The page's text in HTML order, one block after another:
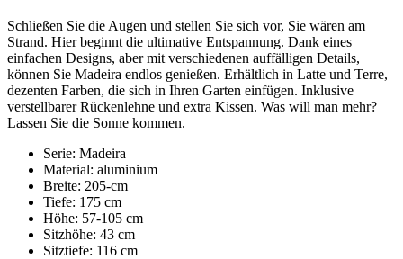
Schließen Sie die Augen und stellen Sie sich vor, Sie wären am
Strand. Hier beginnt die ultimative Entspannung. Dank eines
einfachen Designs, aber mit verschiedenen auffälligen Details,
können Sie Madeira endlos genießen. Erhältlich in Latte und Terre,
dezenten Farben, die sich in Ihren Garten einfügen. Inklusive
verstellbarer Rückenlehne und extra Kissen. Was will man mehr?
Lassen Sie die Sonne kommen.
Serie: Madeira
Material: aluminium
Breite: 205-cm
Tiefe: 175 cm
Höhe: 57-105 cm
Sitzhöhe: 43 cm
Sitztiefe: 116 cm